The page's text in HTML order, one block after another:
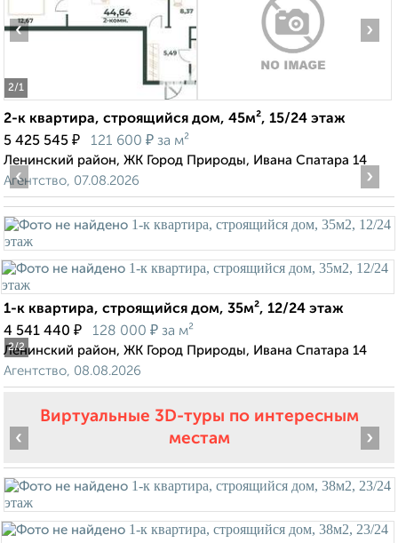
2/1
‹ ›
2-к квартира, строящийся дом, 45м², 15/24 этаж
5 425 545 ₽ 121 600 ₽ за м²
Ленинский район, ЖК Город Природы, Ивана Спатара 14
Агентство, 07.08.2026
2/2
‹ ›
1-к квартира, строящийся дом, 35м², 12/24 этаж
4 541 440 ₽ 128 000 ₽ за м²
Ленинский район, ЖК Город Природы, Ивана Спатара 14
Агентство, 08.08.2026
Виртуальные 3D-туры по интересным
местам
‹ ›